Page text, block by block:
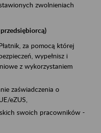
zwolnieniach
przedsiębiorcą)
za pomocą której
wypełnisz i
z wykorzystaniem
zaświadczenia o
eZUS,
swoich pracowników -